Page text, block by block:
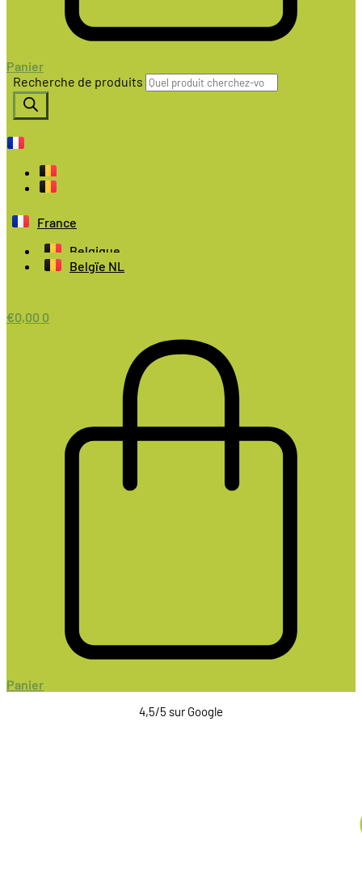
Panier
Recherche de produits
France
Belgique
Belgïe NL
€0,00 0
Panier
4,5/5 sur Google